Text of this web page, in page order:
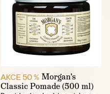
AKCE 50 % Morgan's
Classic Pomade (500 ml)